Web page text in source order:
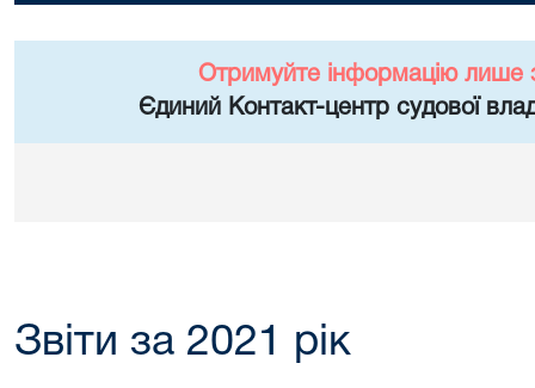
Отримуйте інформацію лише
Єдиний Контакт-центр судової
Звіти за 2021 рік